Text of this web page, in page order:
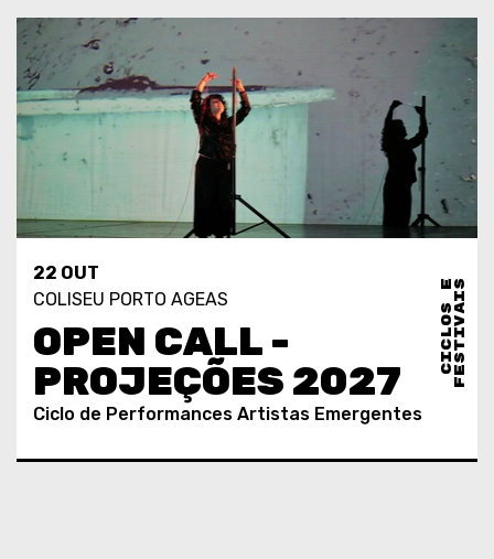
22 OUT
COLISEU PORTO AGEAS
OPEN CALL -
PROJEÇÕES 2027
Ciclo de Performances Artistas Emergentes
C
I
C
L
O
S
E
F
E
S
T
I
V
A
IS